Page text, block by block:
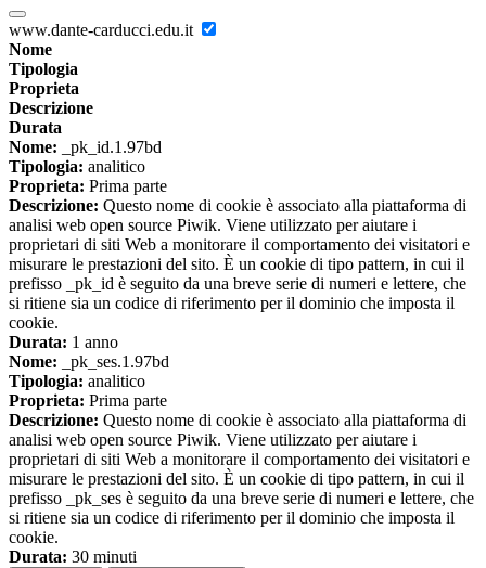
www.dante-carducci.edu.it
Nome
Tipologia
Proprieta
Descrizione
Durata
Nome: _pk_id.1.97bd
Tipologia: analitico
Proprieta: Prima parte
Descrizione: Questo nome di cookie è associato alla piattaforma di
analisi web open source Piwik. Viene utilizzato per aiutare i
proprietari di siti Web a monitorare il comportamento dei visitatori e
misurare le prestazioni del sito. È un cookie di tipo pattern, in cui il
prefisso _pk_id è seguito da una breve serie di numeri e lettere, che
si ritiene sia un codice di riferimento per il dominio che imposta il
cookie.
Durata: 1 anno
Nome: _pk_ses.1.97bd
Tipologia: analitico
Proprieta: Prima parte
Descrizione: Questo nome di cookie è associato alla piattaforma di
analisi web open source Piwik. Viene utilizzato per aiutare i
proprietari di siti Web a monitorare il comportamento dei visitatori e
misurare le prestazioni del sito. È un cookie di tipo pattern, in cui il
prefisso _pk_ses è seguito da una breve serie di numeri e lettere, che
si ritiene sia un codice di riferimento per il dominio che imposta il
cookie.
Durata: 30 minuti